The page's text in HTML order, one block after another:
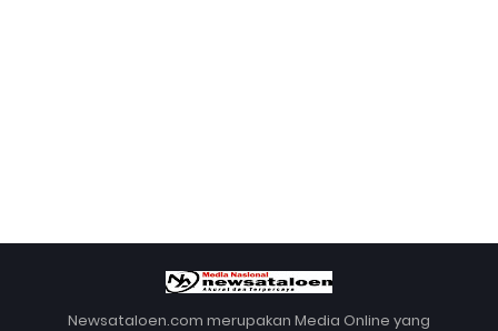
Newsataloen.com merupakan Media Online yang